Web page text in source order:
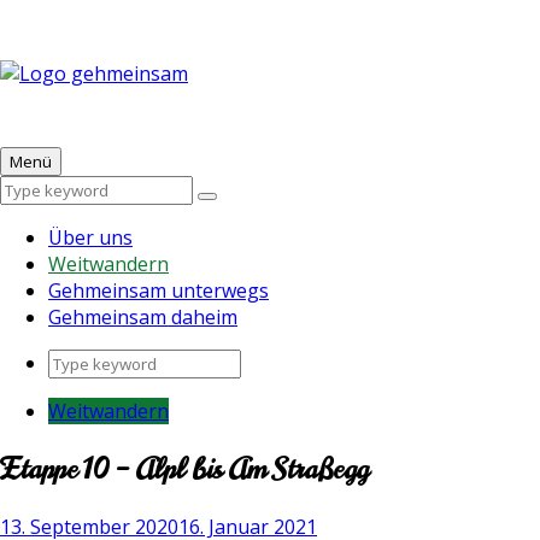
content
Draußen-sein
Menü
Search
Search
Über uns
Weitwandern
Gehmeinsam unterwegs
Gehmeinsam daheim
Search
Weitwandern
Etappe 10 – Alpl bis Am Straßegg
13. September 202016. Januar 2021